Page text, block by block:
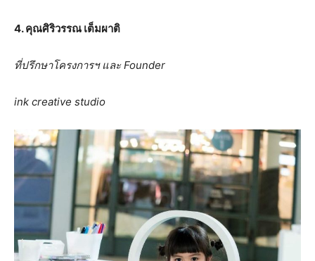
4. คุณศิริวรรณ เต็มผาติ
ที่ปรึกษาโครงการฯ และFounder
ink creative studio